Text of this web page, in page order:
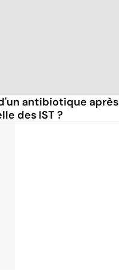
antibiotique après
des IST ?